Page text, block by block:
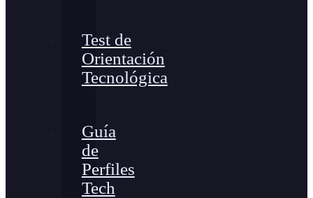
Test de
Orientación
Tecnológica
Guía
de
Perfiles
Tech